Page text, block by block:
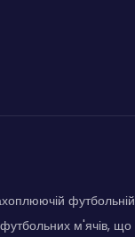
футбольній
м'ячів, що